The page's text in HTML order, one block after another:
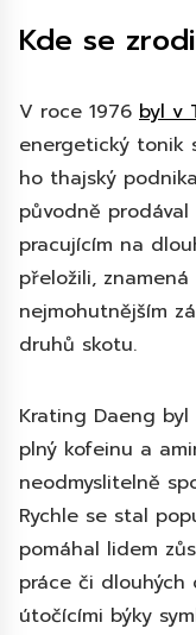
Kde se
V roce 1976 byl v
energetický tonik
ho thajský
původně
pracujícím na
přeložili,
nejmohutnějším
druhů skotu.
Krating Daeng
plný kofeinu a
neodmyslitelně
Rychle se stal
pomáhal lidem
práce či
útočícími býky